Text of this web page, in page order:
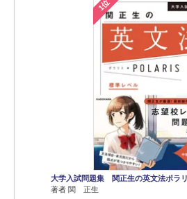
1位
大学入試問題集 関正生の英文法ポラ
著者 関 正生